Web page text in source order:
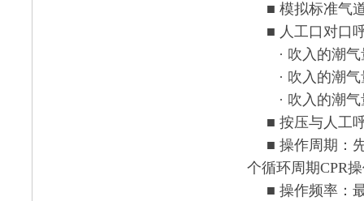
■ 模拟标准气
■ 人工口对口
· 吹入的潮气
· 吹入的潮气
· 吹入的潮
■ 按压与人工
■ 操作周期：
个循环周期CPR
■ 操作频率：